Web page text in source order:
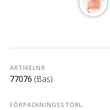
ARTIKELNR
77076 (Bas)
FÖRPACKNINGSSTORL.